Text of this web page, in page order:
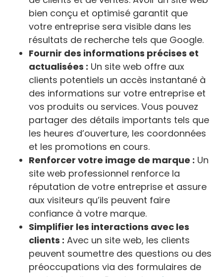
bien conçu et optimisé garantit que
votre entreprise sera visible dans les
résultats de recherche tels que Google.
Fournir des informations précises et
actualisées : Un site web offre aux
clients potentiels un accès instantané à
des informations sur votre entreprise et
vos produits ou services. Vous pouvez
partager des détails importants tels que
les heures d’ouverture, les coordonnées
et les promotions en cours.
Renforcer votre image de marque : Un
site web professionnel renforce la
réputation de votre entreprise et assure
aux visiteurs qu’ils peuvent faire
confiance à votre marque.
Simplifier les interactions avec les
clients : Avec un site web, les clients
peuvent soumettre des questions ou des
préoccupations via des formulaires de